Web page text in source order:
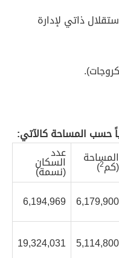
ذاتي لإدارة
حسب المساحة كالآتي:
المساحة
(كم2
)
عدد
السكان
(نسمة)
6,179,900
6,194,969
5,114,800
19,324,031